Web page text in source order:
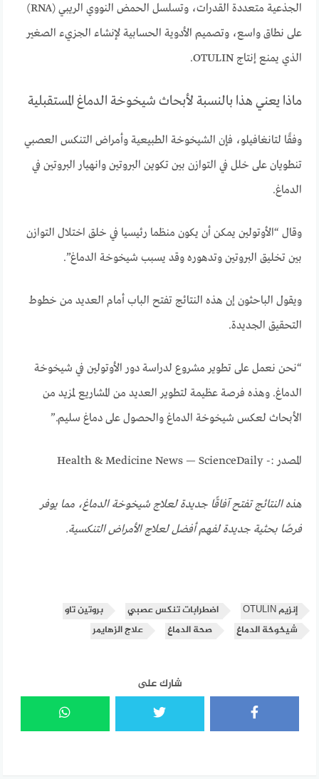
الجذعية متعددة القدرات، وتسلسل الحمض النووي الريبي (RNA)
على نطاق واسع، وتصميم الأدوية الحسابية لإنشاء الجزيء الصغير
الذي يمنع إنتاج OTULIN.
ماذا يعني هذا بالنسبة لأبحاث شيخوخة الدماغ المستقبلية
وفقًا لتانغافيلو، فإن الشيخوخة الطبيعية وأمراض التنكس العصبي
تنطويان على خلل في التوازن بين تكوين البروتين وانهيار البروتين في
الدماغ.
وقال “الأوتولين يمكن أن يكون منظما رئيسيا في خلق اختلال التوازن
بين تخليق البروتين وتدهوره وقد يسبب شيخوخة الدماغ”.
ويقول الباحثون إن هذه النتائج تفتح الباب أمام العديد من خطوط
التحقيق الجديدة.
“نحن نعمل على تطوير مشروع لدراسة دور الأوتولين في شيخوخة
الدماغ. وهذه فرصة عظيمة لتطوير العديد من المشاريع لمزيد من
الأبحاث لعكس شيخوخة الدماغ والحصول على دماغ سليم.”
المصدر :- Health & Medicine News — ScienceDaily
هذه النتائج تفتح آفاقًا جديدة لعلاج شيخوخة الدماغ، مما يوفر
فرصًا بحثية جديدة لفهم أفضل لعلاج الأمراض التنكسية.
إنزيم OTULIN اضطرابات تنكس عصبي
بروتين تاو
شيخوخة الدماغ
صحة الدماغ علاج الزهايمر
شارك على